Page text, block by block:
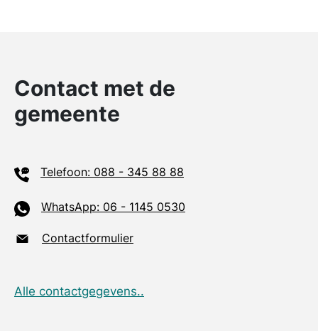
Contact met de
gemeente
Telefoon: 088 - 345 88 88
WhatsApp: 06 - 1145 0530
Contactformulier
Alle contactgegevens..